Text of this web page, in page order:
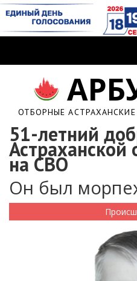
ОТБОРНЫЕ
51-летний
Астраханской
на СВО
Он был